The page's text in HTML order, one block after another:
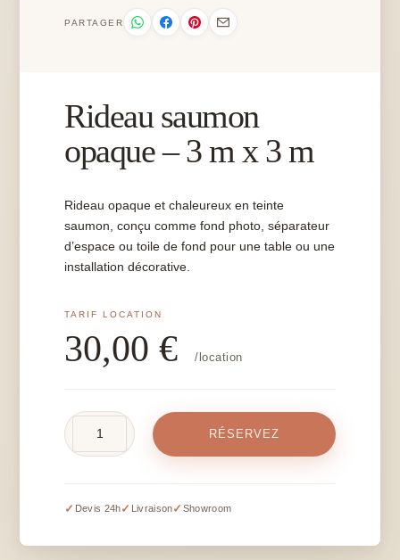
PARTAGER
Rideau saumon
opaque – 3 m x 3 m
Rideau opaque et chaleureux en teinte
saumon, conçu comme fond photo, séparateur
d’espace ou toile de fond pour une table ou une
installation décorative.
30,00€ /location
opaque
3
RÉSERVEZ
✓ Devis 24h✓ Livraison✓ Showroom